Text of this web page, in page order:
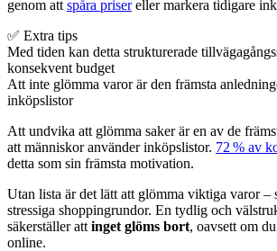
genom att spåra prisereller markera tidigare
✅ Extra tips
Med tiden kan detta strukturerade
konsekvent budget
Att inte glömma varor är den främsta
inköpslistor
Att undvika att glömma saker är en av de
att människor använder inköpslistor. 72 % av
detta som sin främsta motivation.
Utan lista är det lätt att glömma viktiga varor –
stressiga shoppingrundor. En tydlig och
säkerställer att inget glöms bort, oavsett om
online.